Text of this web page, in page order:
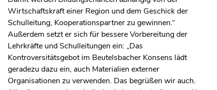
Wirtschaftskraft einer Region und dem Geschick der
Schulleitung, Kooperationspartner zu gewinnen.“
Außerdem setzt er sich für bessere Vorbereitung der
Lehrkräfte und Schulleitungen ein: „Das
Kontroversitätsgebot im Beutelsbacher Konsens lädt
geradezu dazu ein, auch Materialien externer
Organisationen zu verwenden. Das begrüßen wir auch.